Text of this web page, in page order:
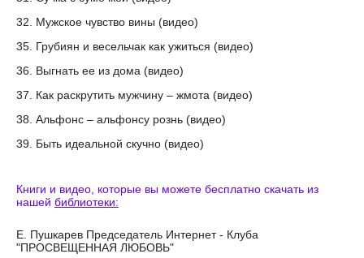
32. Мужское чувство вины (видео)
35. Грубиян и весельчак как ужиться (видео)
36. Выгнать ее из дома (видео)
37. Как раскрутить мужчину – жмота (видео)
38. Альфонс – альфонсу рознь (видео)
39. Быть идеальной скучно (видео)
Книги и видео, которые вы можете бесплатно скачать из
нашей библиотеки:
Е. Пушкарев Председатель Интернет - Клуба
"ПРОСВЕЩЕННАЯ ЛЮБОВЬ"